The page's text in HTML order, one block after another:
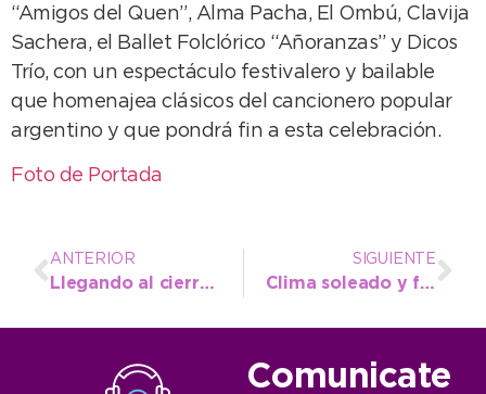
“Amigos del Quen”, Alma Pacha, El Ombú, Clavija
Sachera, el Ballet Folclórico “Añoranzas” y Dicos
Trío, con un espectáculo festivalero y bailable
que homenajea clásicos del cancionero popular
argentino y que pondrá fin a esta celebración.
Foto de Portada
ANTERIOR
Llegando al cierre de la Semana Nacional, el Intendente recibió al Consejero de Educación del Gobierno Vasco
SIGUIENTE
Clima soleado y fresco para este lunes
Comunicate